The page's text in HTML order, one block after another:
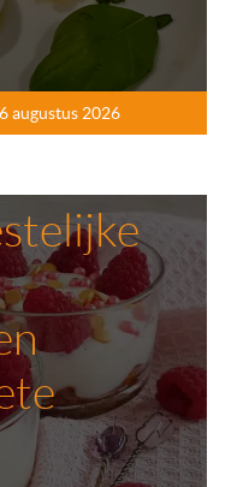
augustus 2026